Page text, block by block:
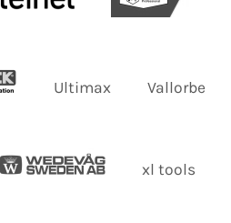
Ultimax Vallorbe
xl tools